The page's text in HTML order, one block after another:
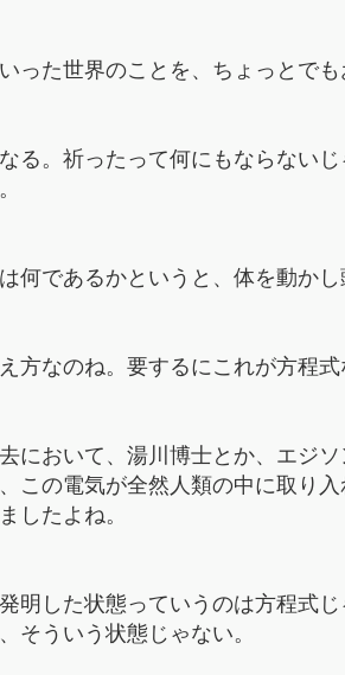
った世界のことを、ちょっとでも
る。祈ったって何にもならない
何であるかというと、体を動か
方なのね。要するにこれが方程式
において、湯川博士とか、エジ
この電気が全然人類の中に取り
したよね。
明した状態っていうのは方程式
そういう状態じゃない。